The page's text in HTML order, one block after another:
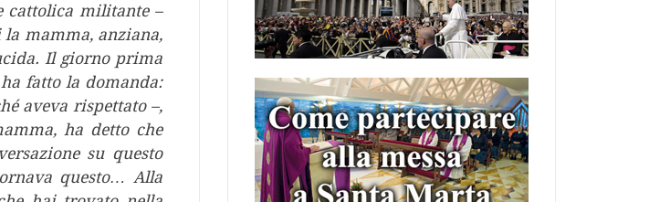
cattolica militante –
mamma, anziana,
Il giorno prima
fatto la domanda:
aveva rispettato –,
ha detto che
su questo
questo… Alla